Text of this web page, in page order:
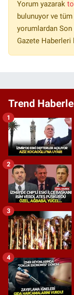
Yorum yazarak
bulunuyor ve
yorumlardan Son
Gazete
Trend
1
2
3
4